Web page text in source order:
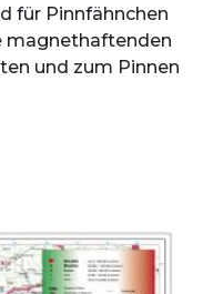
für Pinnfähnchen
magnethaftenden
und zum Pinnen